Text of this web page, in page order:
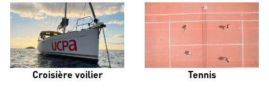
Croisière voilier Tennis